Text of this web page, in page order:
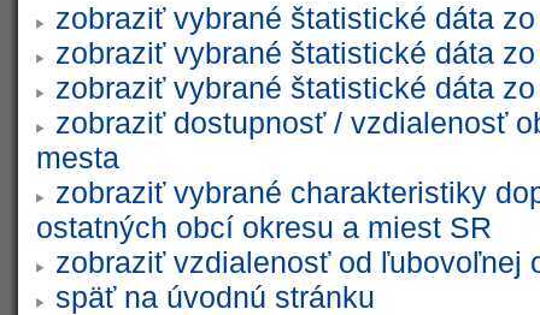
zobraziť vybrané štatistické dáta
zobraziť vybrané štatistické dáta
zobraziť vybrané štatistické dáta
zobraziť dostupnosť / vzdialenosť
mesta
zobraziť vybrané charakteristiky
ostatných obcí okresu a miest SR
zobraziť vzdialenosť od ľubovoľnej
späť na úvodnú stránku